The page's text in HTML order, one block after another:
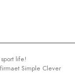
life!
Simple Clever